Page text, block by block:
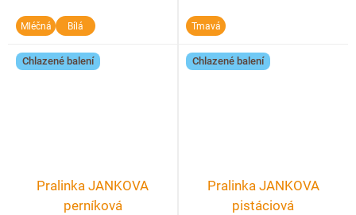
Mléčná Bílá Tmavá
Chlazené balení
Pralinka JANKOVA
perníková
Chlazené balení
Pralinka JANKOVA
pistáciová